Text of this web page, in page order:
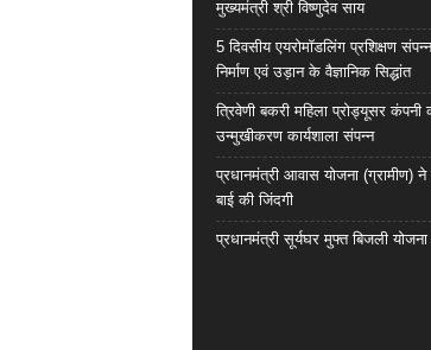
मुख्यमंत्री श्री विष्णुदेव साय
5 दिवसीय एयरोमॉडलिंग प्रशिक्षण
निर्माण एवं उड़ान के वैज्ञानिक सिद्धांत
त्रिवेणी बकरी महिला प्रोड्यूसर कंपनी
उन्मुखीकरण कार्यशाला संपन्न
प्रधानमंत्री आवास योजना (ग्रामीण) ने
बाई की जिंदगी
प्रधानमंत्री सूर्यघर मुफ्त बिजली